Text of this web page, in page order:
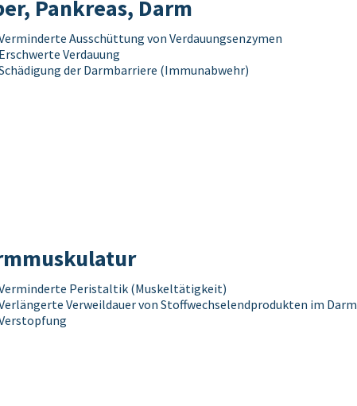
Pankreas, Darm
Ausschüttung von Verdauungsenzymen
Erschwerte Verdauung
der Darmbarriere (Immunabwehr)
Peristaltik (Muskeltätigkeit)
Verweildauer von Stoffwechselendprodukten im Darm